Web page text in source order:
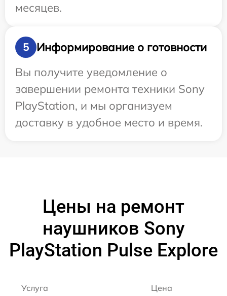
месяцев.
5
Информирование о готовности
Вы получите уведомление о
завершении ремонта техники Sony
PlayStation, и мы организуем
доставку в удобное место и время.
Цены на ремонт
наушников Sony
PlayStation Pulse Explore
Услуга Цена